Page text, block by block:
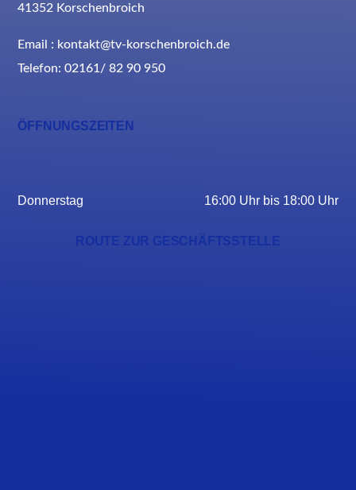
41352 Korschenbroich
Email : kontakt@tv-korschenbroich.de
Telefon: 02161/ 82 90 950
ÖFFNUNGSZEITEN
Donnerstag 16:00 Uhr bis 18:00 Uhr
ROUTE ZUR GESCHÄFTSSTELLE